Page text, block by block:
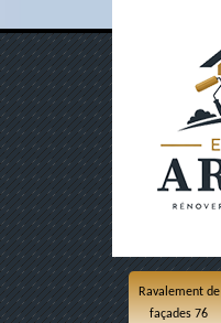
Ravalement de
façades 76